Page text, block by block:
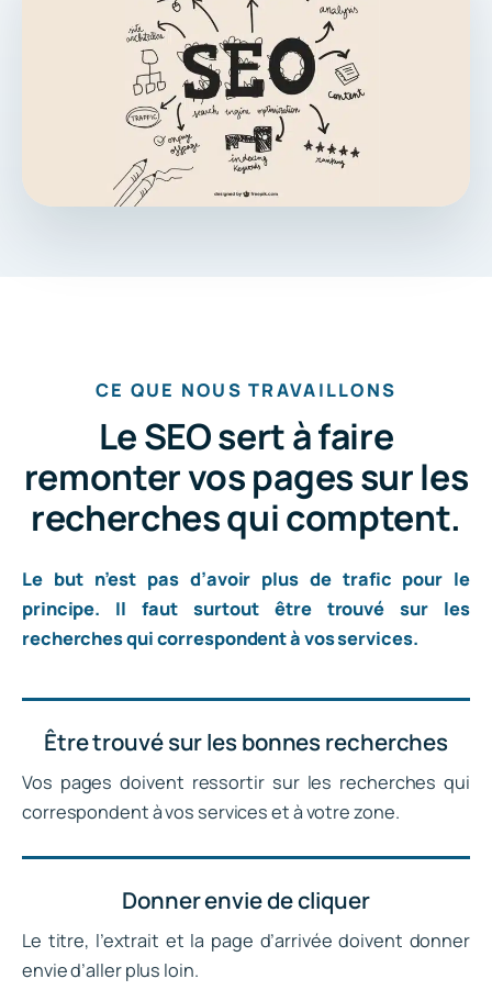
CE QUE NOUS TRAVAILLONS
Le SEO sert à faire
remonter vos pages sur les
recherches qui comptent.
Le but n’est pas d’avoir plus de trafic pour le
principe. Il faut surtout être trouvé sur les
recherches qui correspondent à vos services.
Être trouvé sur les bonnes recherches
Vos pages doivent ressortir sur les recherches qui
correspondent à vos services et à votre zone.
Donner envie de cliquer
Le titre, l’extrait et la page d’arrivée doivent donner
envie d’aller plus loin.